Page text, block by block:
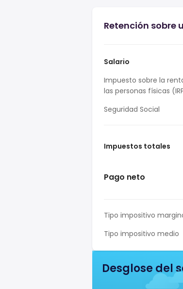
Retención sobre
Salario
Impuesto sobre la
las personas físicas
Seguridad Social
Impuestos totales
Pago neto
Tipo impositivo
Tipo impositivo medio
Desglose del